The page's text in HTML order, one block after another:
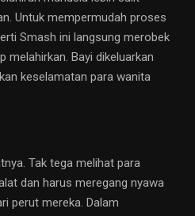
Untuk mempermudah proses
Smash ini langsung merobek
melahirkan. Bayi dikeluarkan
keselamatan para wanita
Tak tega melihat para
dan harus meregang nyawa
perut mereka. Dalam